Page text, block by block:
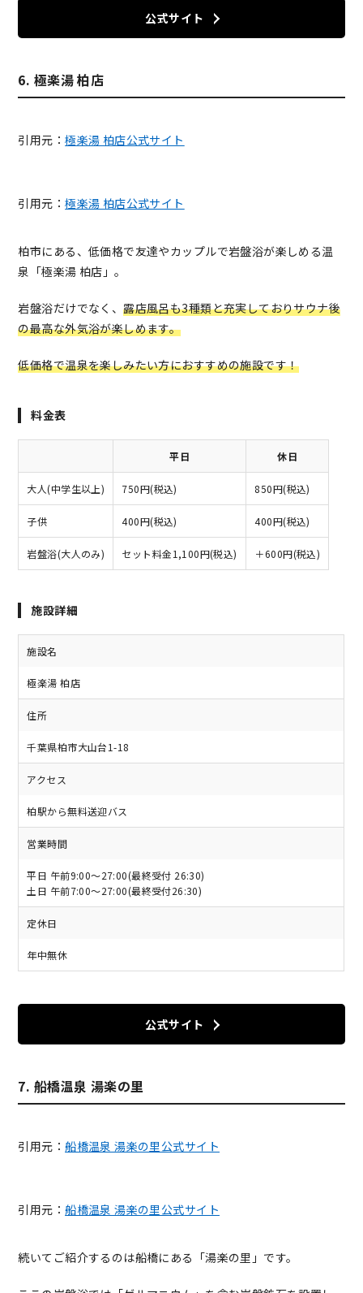
公式サイト
6. 極楽湯 柏店
引用元：極楽湯 柏店公式サイト
引用元：極楽湯 柏店公式サイト
柏市にある、低価格で友達やカップルで岩盤浴が楽しめる温
泉「極楽湯 柏店」。
岩盤浴だけでなく、露店風呂も3種類と充実しておりサウナ後
の最高な外気浴が楽しめます。
低価格で温泉を楽しみたい方におすすめの施設です！
料金表
平日 休日
大人(中学生以上) 750円(税込) 850円(税込)
子供 400円(税込) 400円(税込)
岩盤浴(大人のみ) セット料金1,100円(税込) ＋600円(税込)
施設詳細
施設名
極楽湯 柏店
住所
千葉県柏市大山台1-18
アクセス
柏駅から無料送迎バス
営業時間
平日 午前9:00～27:00(最終受付 26:30)
土日 午前7:00～27:00(最終受付26:30)
定休日
年中無休
公式サイト
7. 船橋温泉 湯楽の里
引用元：船橋温泉 湯楽の里公式サイト
引用元：船橋温泉 湯楽の里公式サイト
続いてご紹介するのは船橋にある「湯楽の里」です。